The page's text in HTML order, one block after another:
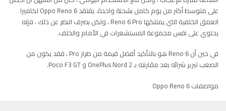
على متوسط ​​أكثر من يوم كامل بشحنة واحدة. يفتقد Oppo Reno 6 لكاميرا
العمق الخلفية التي يمتلكها Reno 6 Pro ، ولكن بصرف النظر عن ذلك ، فإنه
يحتوي على نفس مجموعة المستشعرات في الأمام والخلف.
في حين أن Reno 6 هو بالتأكيد أفضل قيمة من طراز Pro ، فقد يكون من
الصعب تبرير شرائه بعد مقارنته بـ OnePlus Nord 2 و Poco F3 GT.
مواصفات Oppo Reno 6